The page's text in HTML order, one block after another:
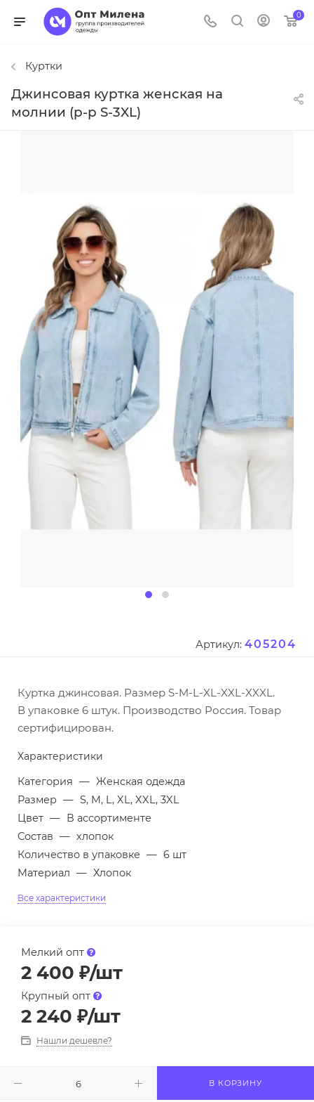
0
Куртки
Джинсовая куртка женская на
молнии (р-р S-3XL)
Артикул: 405204
Куртка джинсовая. Размер S-M-L-XL-XXL-XXXL.
В упаковке 6 штук. Производство Россия. Товар
сертифицирован.
Характеристики
Категория — Женская одежда
Размер — S, M, L, XL, XXL, 3XL
Цвет — В ассортименте
Состав — хлопок
Количество в упаковке — 6 шт
Материал — Хлопок
Все характеристики
Мелкий опт
2 400 ₽/шт
Крупный опт
2 240 ₽/шт
Нашли дешевле?
В КОРЗИНУ